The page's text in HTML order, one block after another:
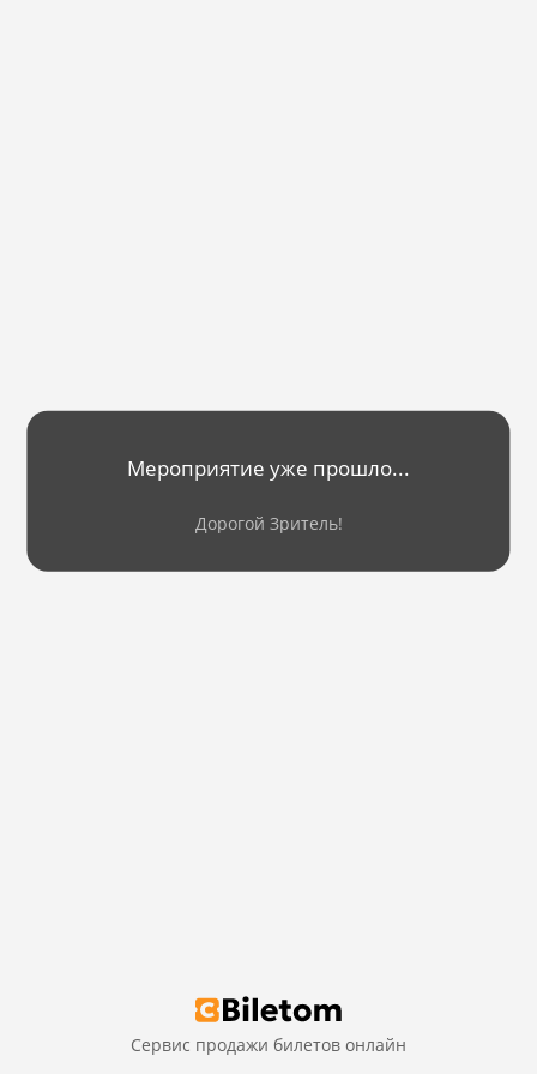
Мероприятие уже прошло...
Дорогой Зритель!
Сервис продажи билетов онлайн